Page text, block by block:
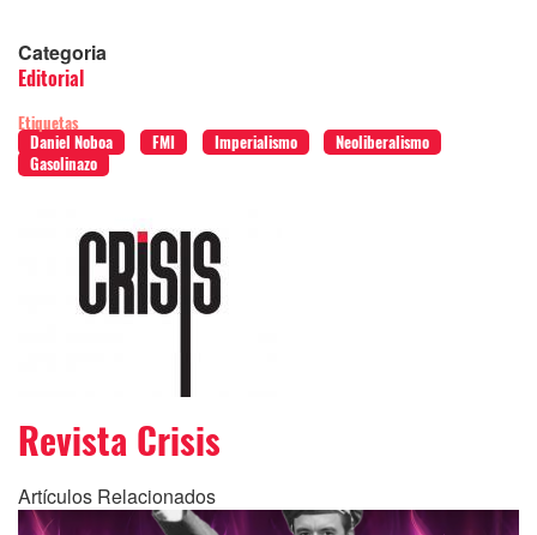
Categoria
Editorial
Etiquetas
Daniel Noboa
FMI Imperialismo
Neoliberalismo
Gasolinazo
Revista Crisis
Artículos Relacionados